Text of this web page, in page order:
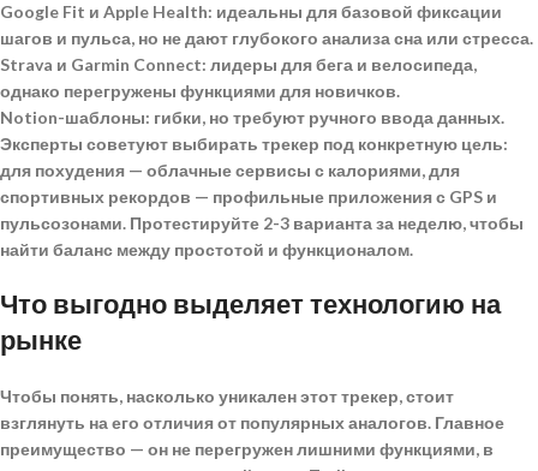
Google Fit и Apple Health: идеальны для базовой фиксации
шагов и пульса, но не дают глубокого анализа сна или стресса.
Strava и Garmin Connect: лидеры для бега и велосипеда,
однако перегружены функциями для новичков.
Notion-шаблоны: гибки, но требуют ручного ввода данных.
Эксперты советуют выбирать трекер под конкретную цель:
для похудения — облачные сервисы с калориями, для
спортивных рекордов — профильные приложения с GPS и
пульсозонами. Протестируйте 2-3 варианта за неделю, чтобы
найти баланс между простотой и функционалом.
Что выгодно выделяет технологию на
рынке
Чтобы понять, насколько уникален этот трекер, стоит
взглянуть на его отличия от популярных аналогов. Главное
преимущество — он не перегружен лишними функциями, в